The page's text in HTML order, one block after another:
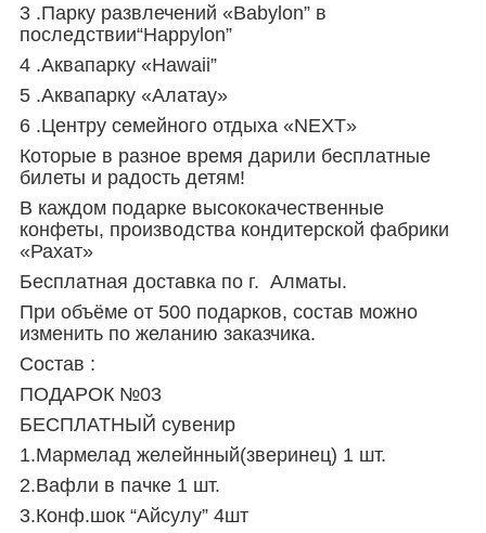
3 .Парку развлечений «Babylon” в
последствии“Happylon”
4 .Аквапарку «Hawaii”
5 .Аквапарку «Алатау»
6 .Центру семейного отдыха «NEXT»
Которые в разное время дарили бесплатные
билеты и радость детям!
В каждом подарке высококачественные
конфеты, производства кондитерской фабрики
«Рахат»
Бесплатная доставка по г. Алматы.
При объёме от 500 подарков, состав можно
изменить по желанию заказчика.
Состав :
ПОДАРОК №03
БЕСПЛАТНЫЙ сувенир
1.Мармелад желейнный(зверинец) 1 шт.
2.Вафли в пачке 1 шт.
3.Конф.шок “Айсулу” 4шт